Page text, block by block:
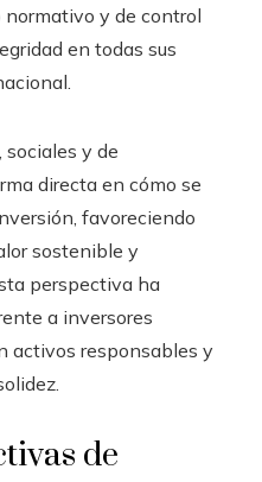
y de control
en todas sus
y de
directa en cómo se
favoreciendo
sostenible y
perspectiva ha
a inversores
activos responsables y
de